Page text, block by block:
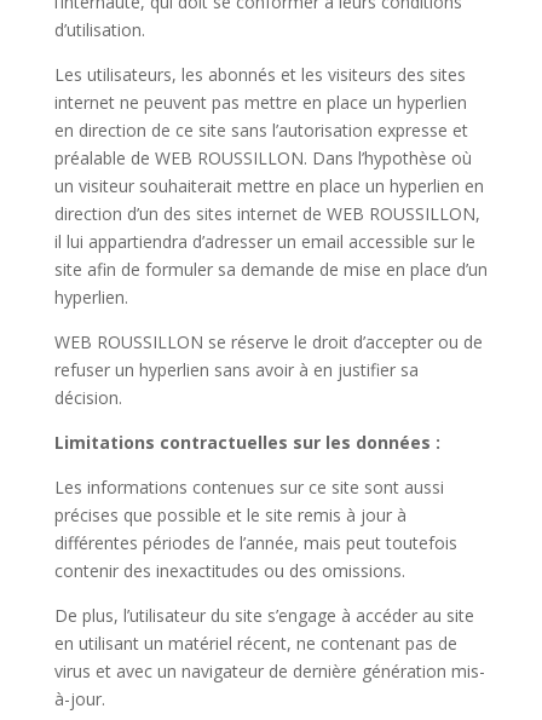
d’utilisation.
Les utilisateurs, les abonnés et les visiteurs des sites
internet ne peuvent pas mettre en place un hyperlien
en direction de ce site sans l’autorisation expresse et
préalable de WEB ROUSSILLON. Dans l’hypothèse où
un visiteur souhaiterait mettre en place un hyperlien en
direction d’un des sites internet de WEB ROUSSILLON,
il lui appartiendra d’adresser un email accessible sur le
site afin de formuler sa demande de mise en place d’un
hyperlien.
WEB ROUSSILLON se réserve le droit d’accepter ou de
refuser un hyperlien sans avoir à en justifier sa
décision.
Limitations contractuelles sur les données :
Les informations contenues sur ce site sont aussi
précises que possible et le site remis à jour à
différentes périodes de l’année, mais peut toutefois
contenir des inexactitudes ou des omissions.
De plus, l’utilisateur du site s’engage à accéder au site
en utilisant un matériel récent, ne contenant pas de
virus et avec un navigateur de dernière génération mis-
à-jour.